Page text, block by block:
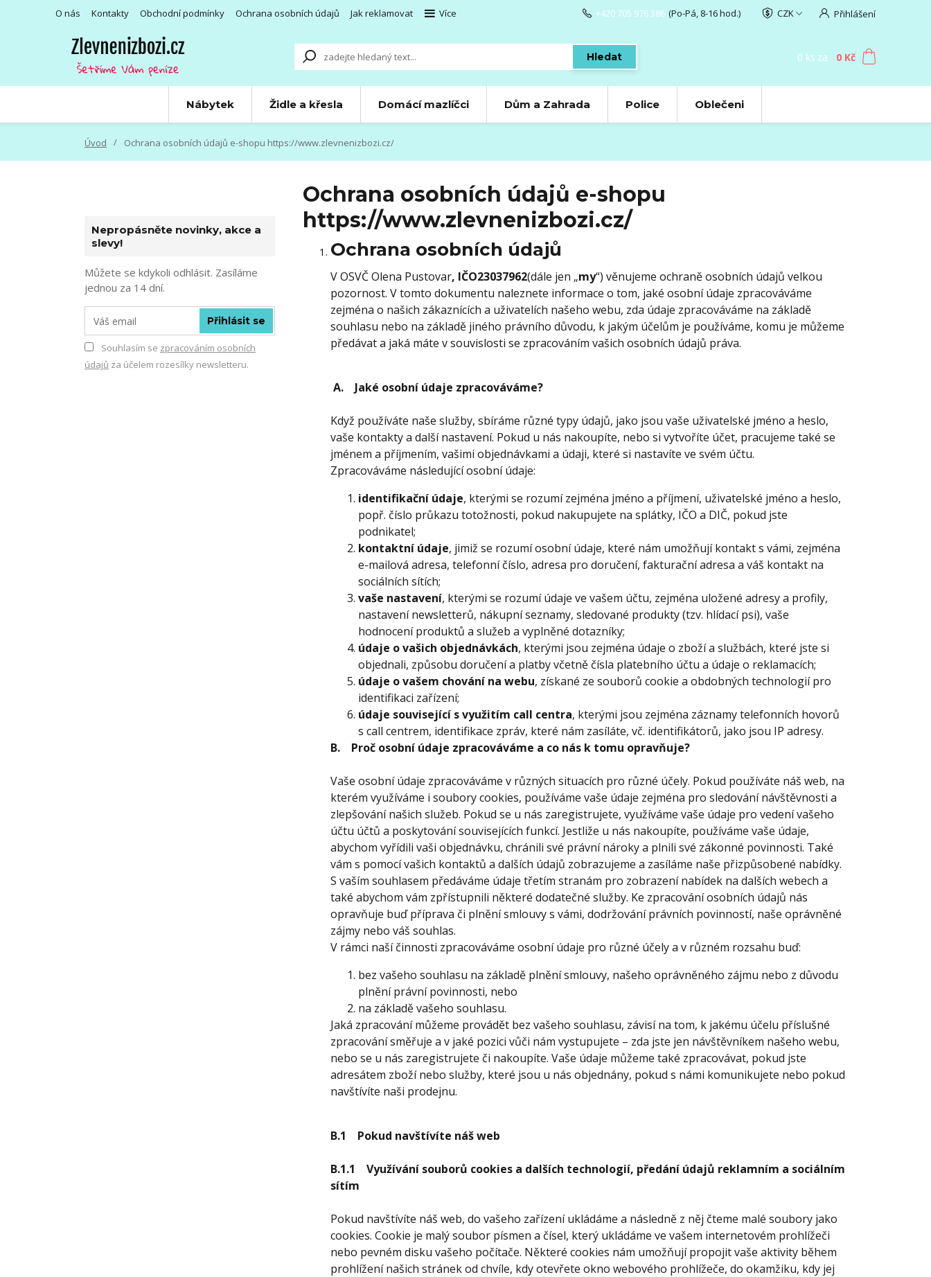
O nás Kontakty Obchodní podmínky Ochrana osobních údajů Jak reklamovat Více CZK Přihlášení
Hledat
+420 705 976 386 (Po-Pá, 8-16 hod.)
0 ks za 0 Kč
Nábytek Židle a křesla Domácí mazlíčci Dům a Zahrada Police Oblečeni
Úvod Ochrana osobních údajů e-shopu https://www.zlevnenizbozi.cz/
Nepropásněte novinky, akce a
slevy!
Můžete se kdykoli odhlásit. Zasíláme
jednou za 14 dní.
Přihlásit se
Souhlasím se zpracováním osobních
údajů za účelem rozesílky newsletteru.
Ochrana osobních údajů e-shopu
https://www.zlevnenizbozi.cz/
Ochrana osobních údajů
V OSVČ Olena Pustovar, IČO23037962(dále jen „my“) věnujeme ochraně osobních údajů velkou
pozornost. V tomto dokumentu naleznete informace o tom, jaké osobní údaje zpracováváme
zejména o našich zákaznících a uživatelích našeho webu, zda údaje zpracováváme na základě
souhlasu nebo na základě jiného právního důvodu, k jakým účelům je používáme, komu je můžeme
předávat a jaká máte v souvislosti se zpracováním vašich osobních údajů práva.
A. Jaké osobní údaje zpracováváme?
Když používáte naše služby, sbíráme různé typy údajů, jako jsou vaše uživatelské jméno a heslo,
vaše kontakty a další nastavení. Pokud u nás nakoupíte, nebo si vytvoříte účet, pracujeme také se
jménem a příjmením, vašimi objednávkami a údaji, které si nastavíte ve svém účtu.
Zpracováváme následující osobní údaje:
identifikační údaje, kterými se rozumí zejména jméno a příjmení, uživatelské jméno a heslo,
popř. číslo průkazu totožnosti, pokud nakupujete na splátky, IČO a DIČ, pokud jste
podnikatel;
kontaktní údaje, jimiž se rozumí osobní údaje, které nám umožňují kontakt s vámi, zejména
e-mailová adresa, telefonní číslo, adresa pro doručení, fakturační adresa a váš kontakt na
sociálních sítích;
vaše nastavení, kterými se rozumí údaje ve vašem účtu, zejména uložené adresy a profily,
nastavení newsletterů, nákupní seznamy, sledované produkty (tzv. hlídací psi), vaše
hodnocení produktů a služeb a vyplněné dotazníky;
údaje o vašich objednávkách, kterými jsou zejména údaje o zboží a službách, které jste si
objednali, způsobu doručení a platby včetně čísla platebního účtu a údaje o reklamacích;
údaje o vašem chování na webu, získané ze souborů cookie a obdobných technologií pro
identifikaci zařízení;
údaje související s využitím call centra, kterými jsou zejména záznamy telefonních hovorů
s call centrem, identifikace zpráv, které nám zasíláte, vč. identifikátorů, jako jsou IP adresy.
B. Proč osobní údaje zpracováváme a co nás k tomu opravňuje?
Vaše osobní údaje zpracováváme v různých situacích pro různé účely. Pokud používáte náš web, na
kterém využíváme i soubory cookies, používáme vaše údaje zejména pro sledování návštěvnosti a
zlepšování našich služeb. Pokud se u nás zaregistrujete, využíváme vaše údaje pro vedení vašeho
účtu účtů a poskytování souvisejících funkcí. Jestliže u nás nakoupíte, používáme vaše údaje,
abychom vyřídili vaši objednávku, chránili své právní nároky a plnili své zákonné povinnosti. Také
vám s pomocí vašich kontaktů a dalších údajů zobrazujeme a zasíláme naše přizpůsobené nabídky.
S vaším souhlasem předáváme údaje třetím stranám pro zobrazení nabídek na dalších webech a
také abychom vám zpřístupnili některé dodatečné služby. Ke zpracování osobních údajů nás
opravňuje buď příprava či plnění smlouvy s vámi, dodržování právních povinností, naše oprávněné
zájmy nebo váš souhlas.
V rámci naší činnosti zpracováváme osobní údaje pro různé účely a v různém rozsahu buď:
bez vašeho souhlasu na základě plnění smlouvy, našeho oprávněného zájmu nebo z důvodu
plnění právní povinnosti, nebo
na základě vašeho souhlasu.
Jaká zpracování můžeme provádět bez vašeho souhlasu, závisí na tom, k jakému účelu příslušné
zpracování směřuje a v jaké pozici vůči nám vystupujete – zda jste jen návštěvníkem našeho webu,
nebo se u nás zaregistrujete či nakoupíte. Vaše údaje můžeme také zpracovávat, pokud jste
adresátem zboží nebo služby, které jsou u nás objednány, pokud s námi komunikujete nebo pokud
navštívíte naši prodejnu.
B.1 Pokud navštívíte náš web
B.1.1 Využívání souborů cookies a dalších technologií, předání údajů reklamním a sociálním
sítím
Pokud navštívíte náš web, do vašeho zařízení ukládáme a následně z něj čteme malé soubory jako
cookies. Cookie je malý soubor písmen a čísel, který ukládáme ve vašem internetovém prohlížeči
nebo pevném disku vašeho počítače. Některé cookies nám umožňují propojit vaše aktivity během
prohlížení našich stránek od chvíle, kdy otevřete okno webového prohlížeče, do okamžiku, kdy jej